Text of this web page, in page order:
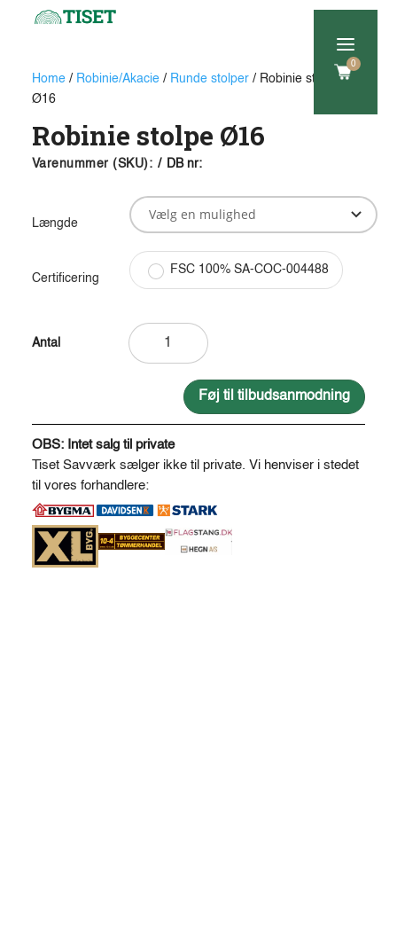
a
0
Home/ Robinie/Akacie/ Runde stolper/ Robinie stolpe
Ø16
Robinie stolpe Ø16
Varenummer (SKU): / DB nr:
Længde
Certificering
FSC 100% SA-COC-004488
Føj til tilbudsanmodning
A
l
t
e
r
n
t
OBS: Intet salg til private
Tiset Savværk sælger ikke til private. Vi henviser i stedet
til vores forhandlere: